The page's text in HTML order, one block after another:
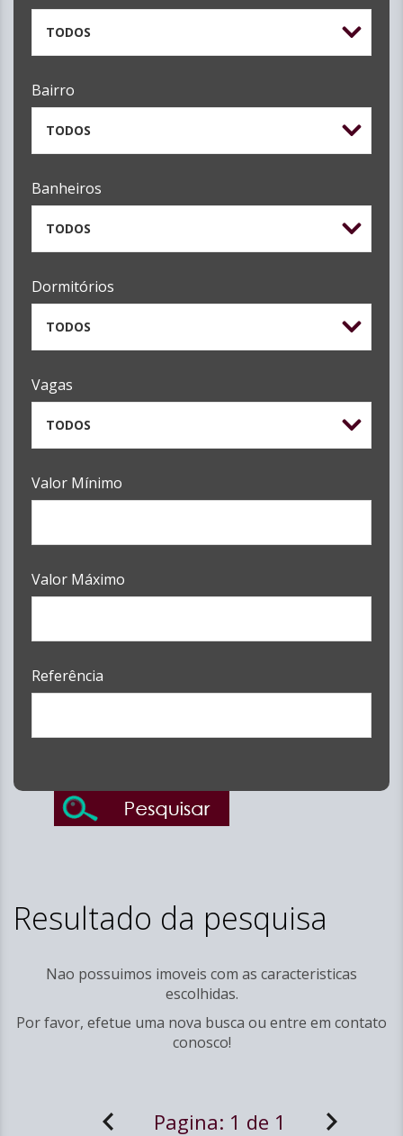
TODOS
Bairro
TODOS
Banheiros
TODOS
Dormitórios
TODOS
Vagas
TODOS
Valor Mínimo
Valor Máximo
Referência
Resultado da pesquisa
Nao possuimos imoveis com as caracteristicas
escolhidas.
Por favor, efetue uma nova busca ou entre em contato
conosco!
Pagina: 1 de 1